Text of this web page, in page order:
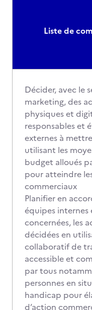
Liste de
Décider, avec le
marketing, des
physiques et
responsables et
externes à
utilisant les
budget alloués
pour atteindre
commerciaux
Planifier en
équipes internes
concernées, les
décidées en
collaboratif de
accessible et
par tous
personnes en
handicap pour
d’action